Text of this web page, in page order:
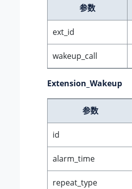
参数
ext_id
wakeup_call
Extension_Wakeup
参数
id
alarm_time
repeat_type